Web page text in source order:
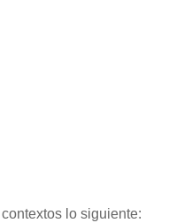
lo siguiente: